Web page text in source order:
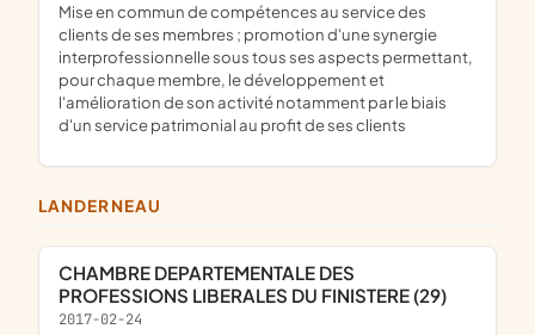
mise en commun de compétences au service des
clients de ses membres ; promotion d'une synergie
interprofessionnelle sous tous ses aspects permettant,
pour chaque membre, le développement et
l'amélioration de son activité notamment par le biais
d'un service patrimonial au profit de ses clients
LANDERNEAU
CHAMBRE DEPARTEMENTALE DES
PROFESSIONS LIBERALES DU FINISTERE (29)
2017-02-24